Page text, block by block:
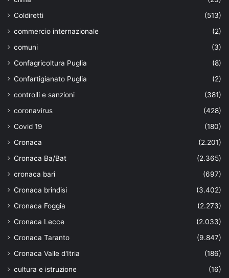
Coldiretti
(513)
commercio internazionale
(2)
comuni
(3)
Confagricoltura Puglia
(8)
Confartigianato Puglia
(2)
controlli e sanzioni
(381)
coronavirus
(428)
Covid 19
(180)
Cronaca
(2.201)
Cronaca Ba/Bat
(2.365)
cronaca bari
(697)
Cronaca brindisi
(3.402)
Cronaca Foggia
(2.273)
Cronaca Lecce
(2.033)
Cronaca Taranto
(9.847)
Cronaca Valle d'Itria
(186)
cultura e istruzione
(16)